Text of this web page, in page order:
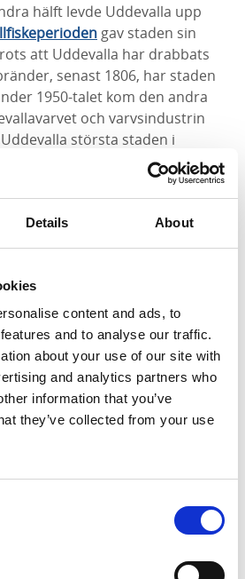
Details About
content and ads, to
and to analyse our traffic.
about your use of our site with
and analytics partners who
information that you’ve
they’ve collected from your use
hälft levde Uddevalla upp
gav staden sin
att Uddevalla har drabbats
senast 1806, har staden
1950-talet kom den andra
och varvsindustrin
största staden i
handelsstad med ett
upplevelser
som smyger sig runt de
sig hela vägen från
Uddevalla, genom centrum och
Lindesnäs. Många promenerar
som är Sveriges första
du ta del av kunglig
gamla varmbadhuset och
är vandrarhem. Strosa runt
av utsikten och koppla av med
badortsparken.
skalrester från djur som levde